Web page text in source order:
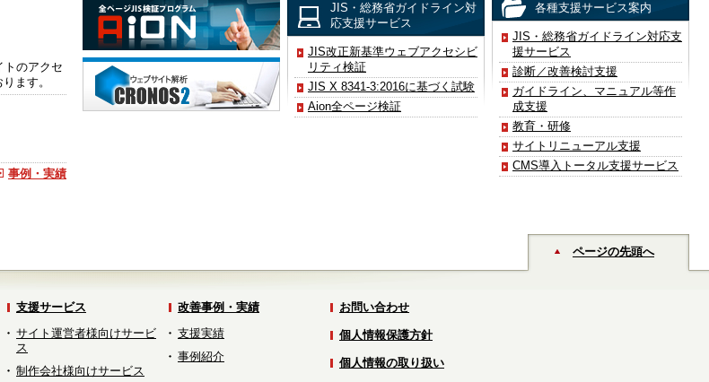
トのアクセ
ます。
事例・実績
JIS・総務省ガイドライン対
応支援サービス
JIS改正新基準ウェブアクセシビ
リティ検証
JIS X 8341-3:2016に基づく試験
Aion全ページ検証
各種支援サービス案内
JIS・総務省ガイドライン対応支
援サービス
診断／改善検討支援
ガイドライン、マニュアル等作
成支援
教育・研修
サイトリニューアル支援
CMS導入トータル支援サービス
ページの先頭へ
支援サービス
サイト運営者様向けサービ
ス
制作会社様向けサービス
改善事例・実績
支援実績
事例紹介
お問い合わせ
個人情報保護方針
個人情報の取り扱い